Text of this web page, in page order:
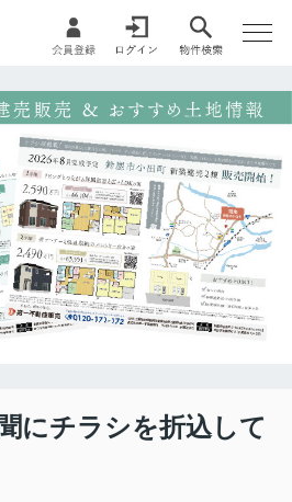
にチラシを折込して